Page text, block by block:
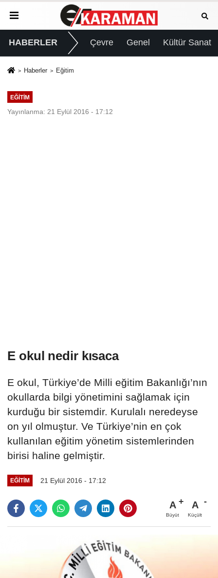
HABERLER Çevre Genel Kültür Sanat
Haberler Eğitim
EĞITIM
Yayınlanma: 21 Eylül 2016 - 17:12
E okul nedir kısaca
E okul, Türkiye’de Milli eğitim Bakanlığı’nın
okullarda bilgi yönetimini sağlamak için
kurduğu bir sistemdir. Kurulalı neredeyse
on yıl olmuştur. Ve Türkiye’nin en çok
kullanılan eğitim yönetim sistemlerinden
birisi haline gelmiştir.
EĞITIM 21 Eylül 2016 - 17:12
A
Büyüt
A
Küçült